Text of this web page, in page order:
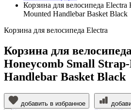
Корзина для велосипеда Electra
Mounted Handlebar Basket Black
Корзина для велосипеда Electra
Корзина для
Honeycomb Small
Handlebar Basket Black
добавить в избранное